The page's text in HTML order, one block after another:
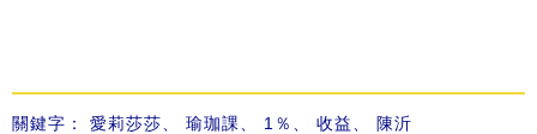
關鍵字： 愛莉莎莎 瑜珈課 1％ 收益 陳沂